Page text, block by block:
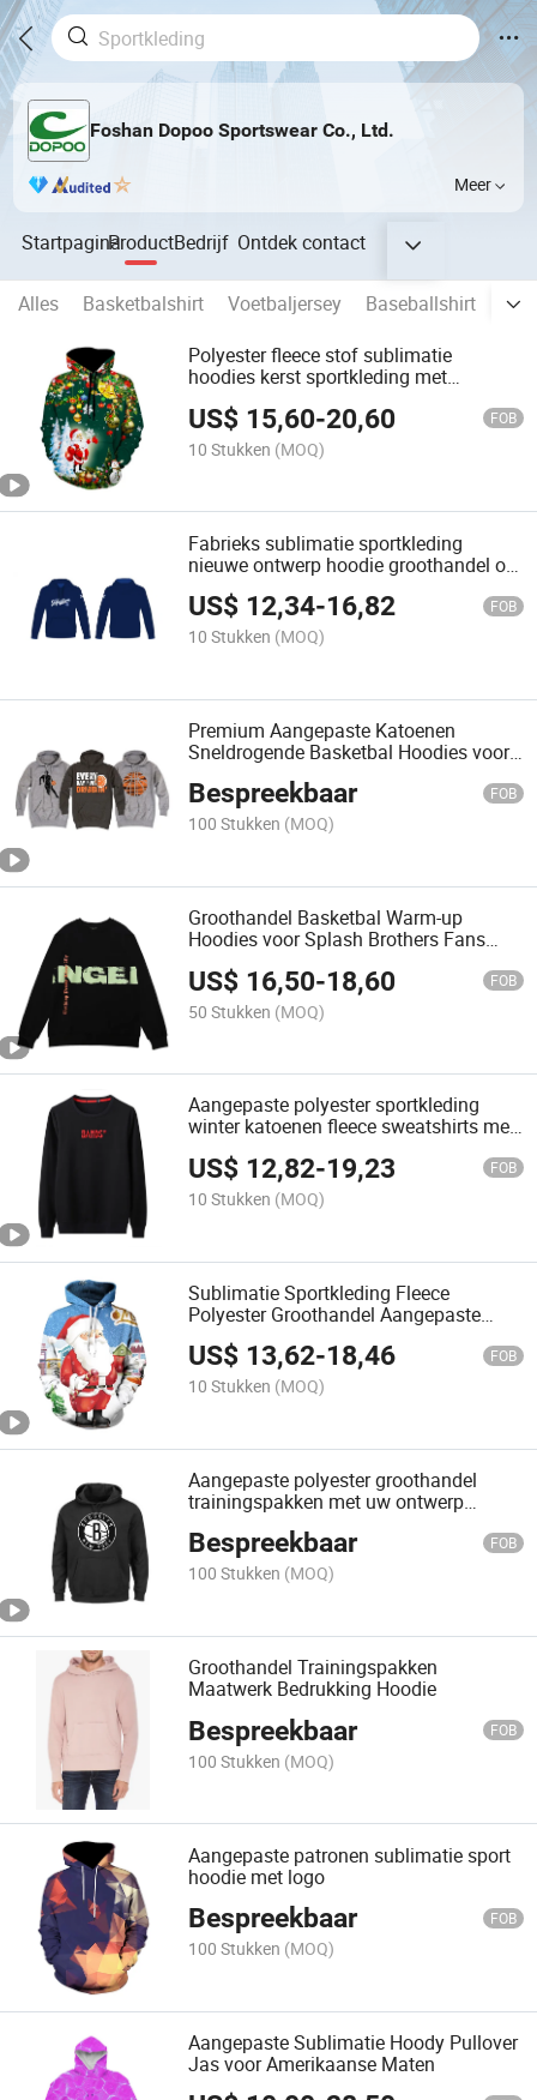
Foshan Dopoo Sportswear Co., Ltd.
Meer
StartpaginaProductBedrijf Ontdekcontact
Alles Basketbalshirt Voetbaljersey Baseballshirt
Polyester fleece stof sublimatie
hoodies kerst sportkleding met
US$ 15,60-20,60 FOB
10 Stukken (MOQ)
Fabrieks sublimatie sportkleding
nieuwe ontwerp hoodie groothandel op
maat gemaakte sweatshirts
US$ 12,34-16,82 FOB
10 Stukken (MOQ)
Premium Aangepaste Katoenen
Sneldrogende Basketbal Hoodies voor
Bespreekbaar FOB
100 Stukken (MOQ)
Groothandel Basketbal Warm-up
Hoodies voor Splash Brothers Fans
US$ 16,50-18,60 FOB
50 Stukken (MOQ)
Aangepaste polyester sportkleding
winter katoenen fleece sweatshirts met
logo bedrukt
US$ 12,82-19,23 FOB
10 Stukken (MOQ)
Sublimatie Sportkleding Fleece
Polyester Groothandel Aangepaste
Hoodie Mannen
US$ 13,62-18,46 FOB
10 Stukken (MOQ)
Aangepaste polyester groothandel
trainingspakken met uw ontwerp
Bespreekbaar FOB
100 Stukken (MOQ)
Groothandel Trainingspakken
Maatwerk Bedrukking Hoodie
Bespreekbaar FOB
100 Stukken (MOQ)
Aangepaste patronen sublimatie sport
hoodie met logo
Bespreekbaar FOB
100 Stukken (MOQ)
Aangepaste Sublimatie Hoody Pullover
Jas voor Amerikaanse Maten